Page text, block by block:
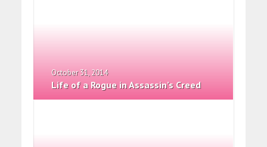
October 31, 2014
Life of a Rogue in Assassin’s Creed